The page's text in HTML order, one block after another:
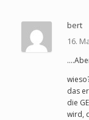
bert
16.
das
die
wird,